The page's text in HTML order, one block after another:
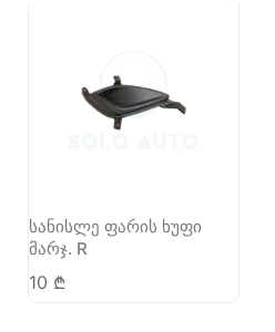
სანისლე ფარის ხუფი
მარჯ. R
10 ₾